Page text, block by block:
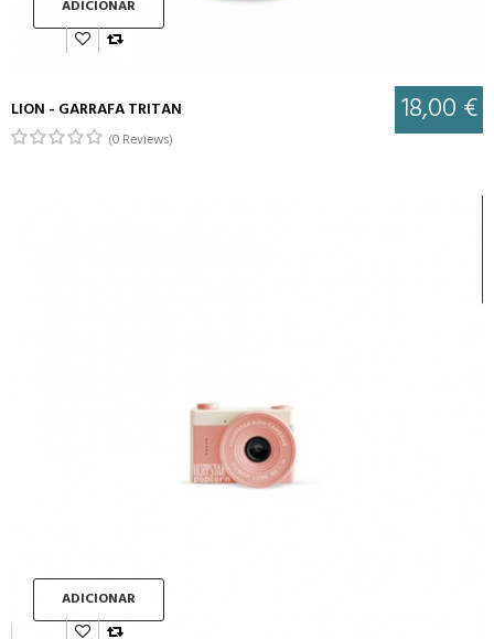
ADICIONAR
LION - GARRAFA TRITAN 18,00 €
(0 Reviews)
ADICIONAR